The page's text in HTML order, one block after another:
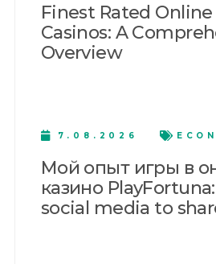
Finest Rated
Casinos: A
Overview
7.08.2026
Мой опыт игры в
казино
social media to